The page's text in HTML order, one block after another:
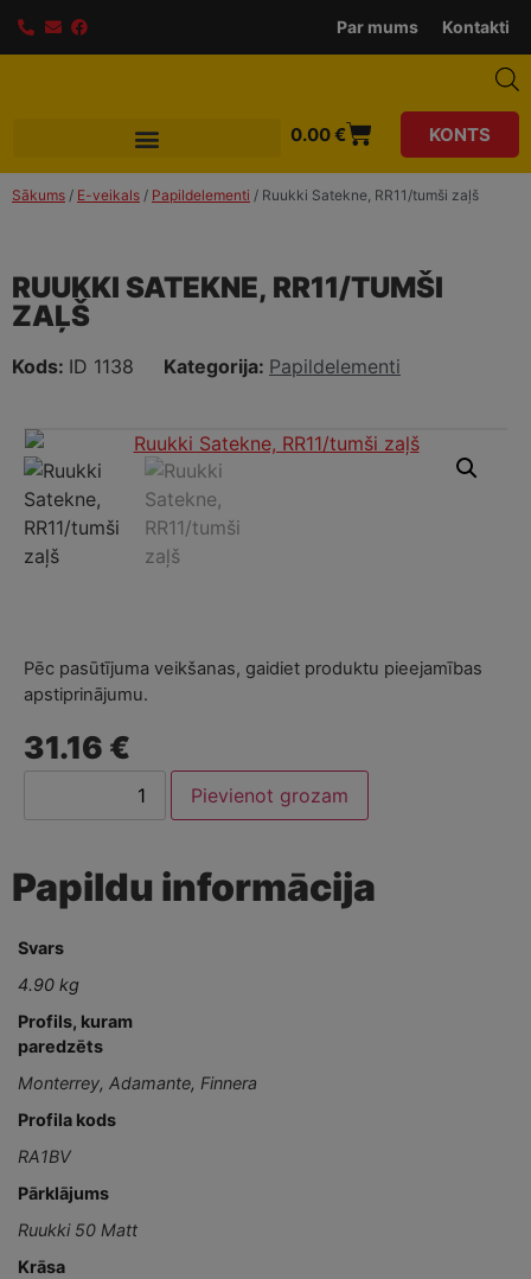
Par mums Kontakti
0.00€ KONTS
Sākums / E-veikals / Papildelementi / Ruukki Satekne, RR11/tumši zaļš
RUUKKI SATEKNE, RR11/TUMŠI
ZAĻŠ
Kods: ID 1138 Kategorija: Papildelementi
Pēc pasūtījuma veikšanas, gaidiet produktu pieejamības
apstiprinājumu.
31.16 €
Pievienot grozam
Papildu informācija
Svars
4.90 kg
Profils, kuram
paredzēts
Monterrey, Adamante, Finnera
Profila kods
RA1BV
Pārklājums
Ruukki 50 Matt
Krāsa